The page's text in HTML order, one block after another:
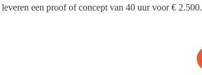
een proof of concept van 40 uur voor € 2.500.